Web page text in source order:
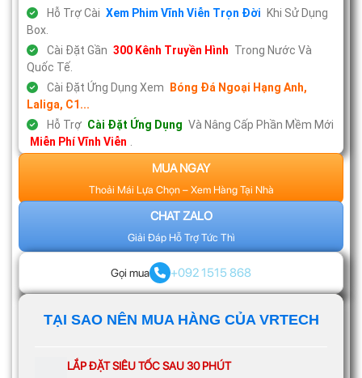
Hỗ Trợ Cài Xem Phim Vĩnh Viễn Trọn Đời
Khi Sử Dụng
Box.
Cài Đặt Gần 300 Kênh Truyền Hình Trong Nước Và
Quốc Tế.
Cài Đặt Ứng Dụng Xem
Bóng Đá Ngoại Hạng Anh,
Laliga, C1...
Hỗ Trợ Cài Đặt Ứng Dụng Và Nâng Cấp Phần Mềm Mới
Miễn Phí Vĩnh Viễn
MUA NGAY
Thoải Mái Lựa Chọn – Xem Hàng Tại Nhà
CHAT ZALO
Giải Đáp Hỗ Trợ Tức Thì
Gọi mua +092 1515 868
TẠI SAO NÊN MUA HÀNG CỦA VRTECH
LẮP ĐẶT SIÊU TỐC SAU 30 PHÚT